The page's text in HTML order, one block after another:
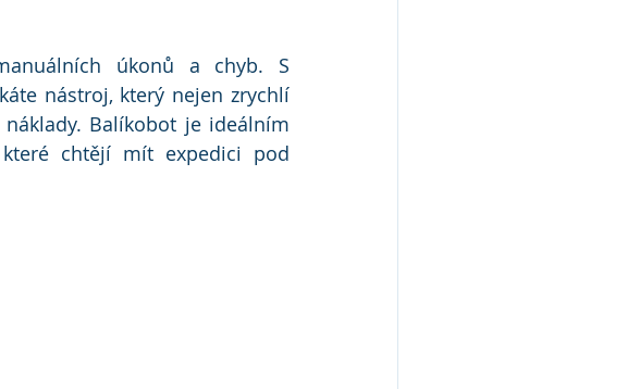
úkonů a chyb. S
nástroj, který nejen zrychlí
Balíkobot je ideálním
chtějí mít expedici pod